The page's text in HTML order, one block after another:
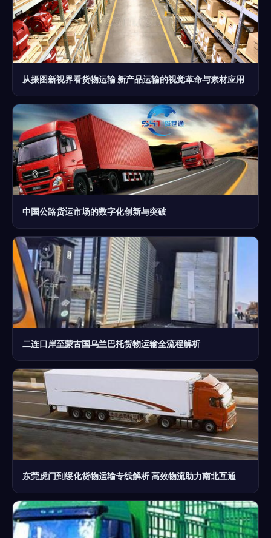
从摄图新视界看货物运输 新产品运输的视觉革命与素材应用
中国公路货运市场的数字化创新与突破
二连口岸至蒙古国乌兰巴托货物运输全流程解析
东莞虎门到绥化货物运输专线解析 高效物流助力南北互通